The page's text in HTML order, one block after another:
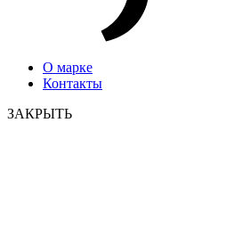
О марке
Контакты
ЗАКРЫТЬ